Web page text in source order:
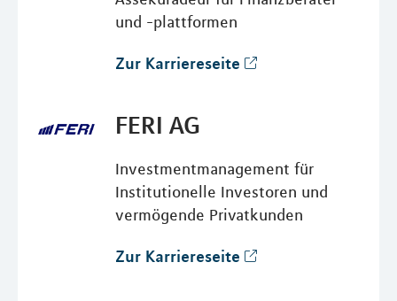
und -plattformen
Zur Karriereseite
FERI AG
Investmentmanagement für
Institutionelle Investoren und
vermögende Privatkunden
Zur Karriereseite